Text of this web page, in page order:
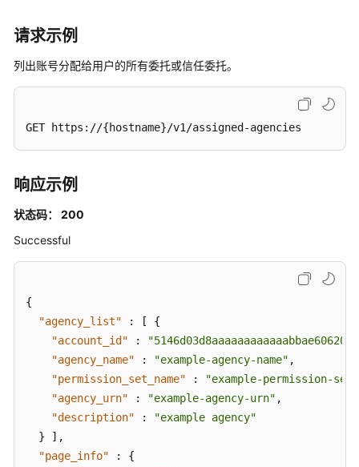
分
管
理
应
序
证
书
理
配
理
MFA
配
置
管
请求示例
列出账号分配给用户的所有委托或信任委托。
GET https://{hostname}/v1/assigned-agencies
响应示例
状态码： 200
Successful
{
"agency_list"
: [
{
"account_id"
:
"agency_name"
: "example-agency-name" ,
"permission_set_name"
:
"example-permission-set-
"agency_urn"
: "example-agency-urn" ,
"description"
:
"example agency"
}
] ,
"page_info"
:
{